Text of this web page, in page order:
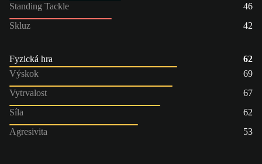
Standing Tackle
46
Skluz
42
Fyzická hra
62
Výskok
69
Vytrvalost
67
Síla
62
Agresivita
53